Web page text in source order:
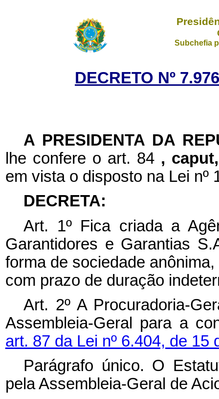
Subchefia
DECRETO Nº
A PRESIDENTA DA
lhe confere o art. 84 ,
em vista o disposto na Lei nº
DECRETA:
Art. 1º Fica criada a
Garantidores e Garantias
forma de sociedade
com prazo de duração
Art. 2º A Procuradoria-
Assembleia-Geral para a
art. 87 da Lei nº 6.404, de 15
Parágrafo único. O
pela Assembleia-Geral de